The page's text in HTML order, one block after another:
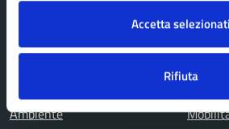
Accetta selezionati
Rifiuta
CATEGORIE DI SERVIZIO
Ambiente